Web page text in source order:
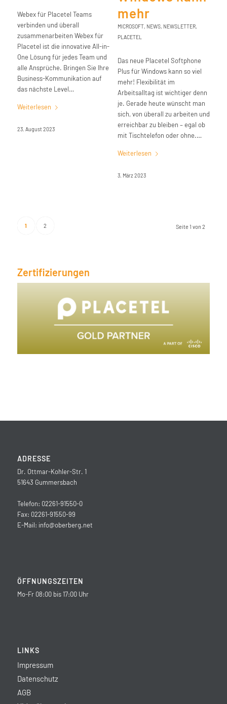
Webex für Placetel Teams
verbinden und überall
zusammenarbeiten Webex für
Placetel ist die innovative All-in-
One Lösung für jedes Team und
alle Ansprüche. Bringen Sie Ihre
Business-Kommunikation auf
das nächste Level…
Weiterlesen
23. August 2023
mehr
MICROSOFT, NEWS, NEWSLETTER,
PLACETEL
Das neue Placetel Softphone
Plus für Windows kann so viel
mehr! Flexibilität im
Arbeitsalltag ist wichtiger denn
je. Gerade heute wünscht man
sich, von überall zu arbeiten und
erreichbar zu bleiben – egal ob
mit Tischtelefon oder ohne.…
Weiterlesen
3. März 2023
Seite 1 von 2
1 2
Zertifizierungen
ADRESSE
Dr. Ottmar-Kohler-Str. 1
51643 Gummersbach
Telefon: 02261-91550-0
Fax: 02261-91550-99
E-Mail: info@oberberg.net
ÖFFNUNGSZEITEN
Mo-Fr 08:00 bis 17:00 Uhr
LINKS
Impressum
Datenschutz
AGB